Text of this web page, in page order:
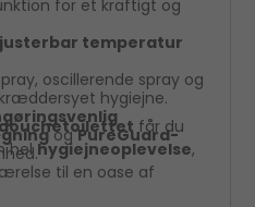
for et kraftigt og
temperatur
oscillerende spray og
hygiejne.
ogPureGuard-
douchetoilettet får du
helhygiejneoplevelse,
til en oase af